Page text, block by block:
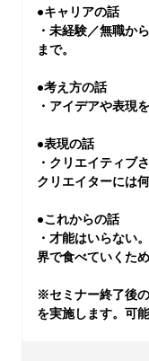
●キャリアの話
・未経験／無職か
まで。
●考え方の話
・アイデアや表現
●表現の話
・クリエイティブ
クリエイターには
●これからの話
・才能はいらない
界で食べていくため
※セミナー終了後
を実施します。可